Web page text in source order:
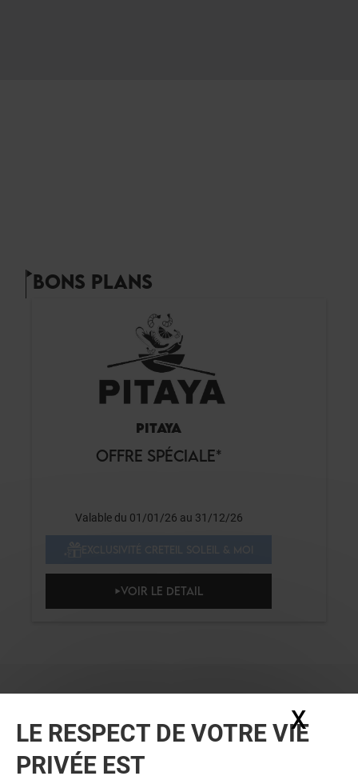
BONS PLANS
PITAYA
OFFRE SPÉCIALE*
Valable du 01/01/26 au 31/12/26
VOIR LE DETAIL
LE RESPECT DE VOTRE VIE
PRIVÉE EST
X